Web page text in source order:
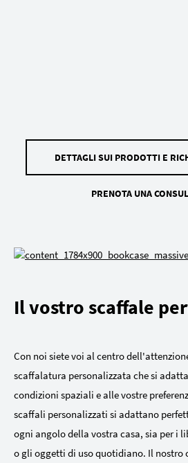
DETTAGLI SUI PRODOTTI E
PRENOTA UNA
Il vostro scaffale
Con noi siete voi al centro
scaffalatura personalizzata che si
condizioni spaziali e alle vostre
scaffali personalizzati si adattano
ogni angolo della vostra casa, sia per i
o gli oggetti di uso quotidiano. Il nostro